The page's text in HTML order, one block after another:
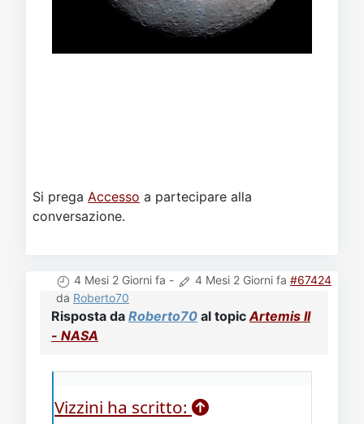
Si prega Accesso a partecipare alla
conversazione.
4 Mesi 2 Giorni fa - 4 Mesi 2 Giorni fa #67424
da Roberto70
Risposta da Roberto70 al topic Artemis II
- NASA
Vizzini ha scritto: